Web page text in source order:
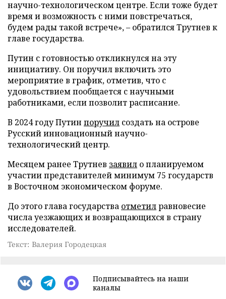
научно-технологическом центре. Если тоже будет
время и возможность с ними повстречаться,
будем рады такой встрече», – обратился Трутнев к
главе государства.
Путин с готовностью откликнулся на эту
инициативу. Он поручил включить это
мероприятие в график, отметив, что с
удовольствием пообщается с научными
работниками, если позволит расписание.
В 2024 году Путин поручил создать на острове
Русский инновационный научно-
технологический центр.
Месяцем ранее Трутнев заявил о планируемом
участии представителей минимум 75 государств
в Восточном экономическом форуме.
До этого глава государства отметилравновесие
числа уезжающих и возвращающихся в страну
исследователей.
Текст: Валерия Городецкая
Подписывайтесь на наши
каналы